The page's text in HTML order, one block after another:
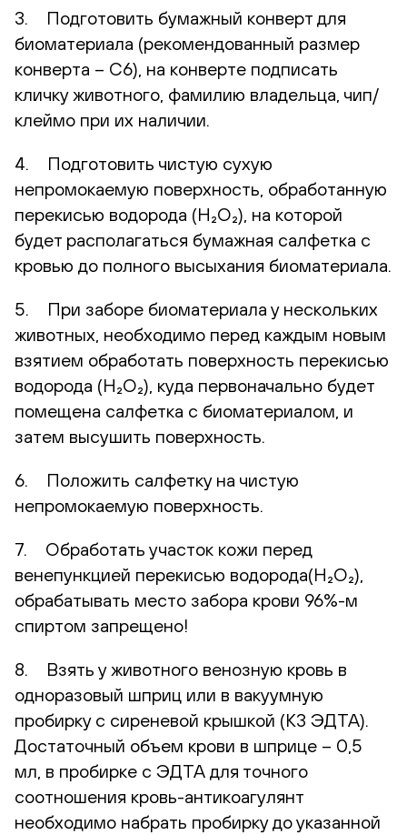
3. Подготовить бумажный конверт для
биоматериала (рекомендованный размер
конверта – С6), на конверте подписать
кличку животного, фамилию владельца, чип/
клеймо при их наличии.
4. Подготовить чистую сухую
непромокаемую поверхность, обработанную
перекисью водорода (H₂O₂), на которой
будет располагаться бумажная салфетка с
кровью до полного высыхания биоматериала.
5. При заборе биоматериала у нескольких
животных, необходимо перед каждым новым
взятием обработать поверхность перекисью
водорода (H₂O₂), куда первоначально будет
помещена салфетка с биоматериалом, и
затем высушить поверхность.
6. Положить салфетку на чистую
непромокаемую поверхность.
7. Обработать участок кожи перед
венепункцией перекисью водорода(H₂O₂),
обрабатывать место забора крови 96%-м
спиртом запрещено!
8. Взять у животного венозную кровь в
одноразовый шприц или в вакуумную
пробирку с сиреневой крышкой (К3 ЭДТА).
Достаточный объем крови в шприце – 0,5
мл, в пробирке с ЭДТА для точного
соотношения кровь-антикоагулянт
необходимо набрать пробирку до указанной